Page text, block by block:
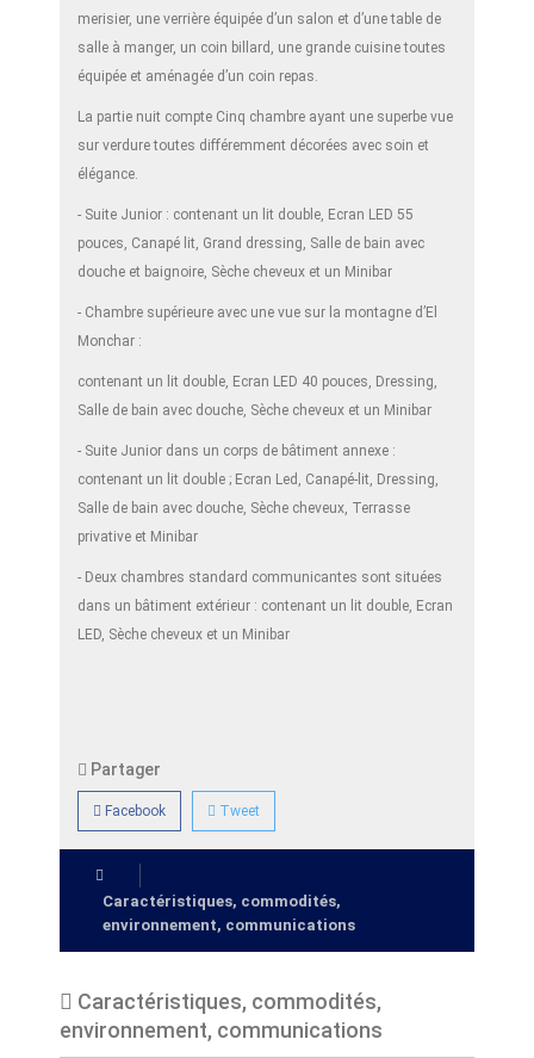
merisier, une verrière équipée d’un salon et d’une table de
salle à manger, un coin billard, une grande cuisine toutes
équipée et aménagée d’un coin repas.
La partie nuit compte Cinq chambre ayant une superbe vue
sur verdure toutes différemment décorées avec soin et
élégance.
- Suite Junior : contenant un lit double, Ecran LED 55
pouces, Canapé lit, Grand dressing, Salle de bain avec
douche et baignoire, Sèche cheveux et un Minibar
- Chambre supérieure avec une vue sur la montagne d’El
Monchar :
contenant un lit double, Ecran LED 40 pouces, Dressing,
Salle de bain avec douche, Sèche cheveux et un Minibar
- Suite Junior dans un corps de bâtiment annexe :
contenant un lit double ; Ecran Led, Canapé-lit, Dressing,
Salle de bain avec douche, Sèche cheveux, Terrasse
privative et Minibar
- Deux chambres standard communicantes sont situées
dans un bâtiment extérieur : contenant un lit double, Ecran
LED, Sèche cheveux et un Minibar
Partager
Facebook Tweet
Caractéristiques, commodités,
environnement, communications
Caractéristiques, commodités,
environnement, communications